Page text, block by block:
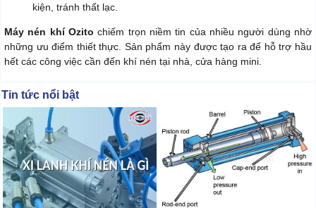
kiện, tránh thất lạc.
Máy nén khí Ozito chiếm trọn niềm tin của nhiều người dùng nhờ
những ưu điểm thiết thực. Sản phẩm này được tạo ra để hỗ trợ hầu
hết các công việc cần đến khí nén tại nhà, cửa hàng mini.
Tin tức nổi bật